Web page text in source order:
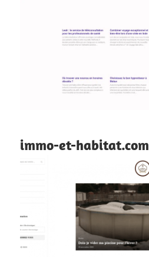
immo-et-habitat.com